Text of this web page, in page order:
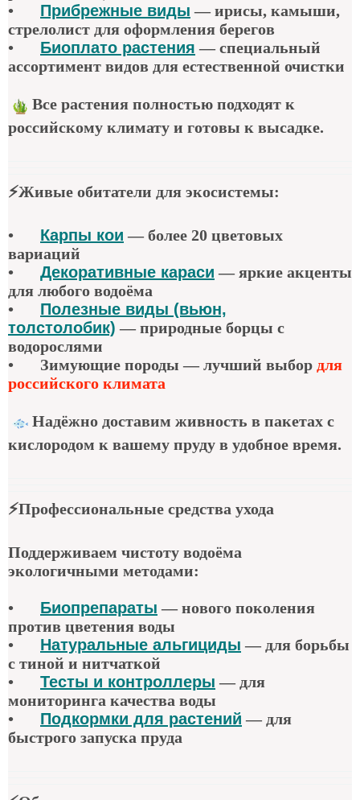
•
Прибрежные виды — ирисы, камыши,
стрелолист для оформления берегов
•
Биоплато растения — специальный
ассортимент видов для естественной очистки
Все растения полностью подходят к
российскому климату и готовы к высадке.
⚡Живые обитатели для экосистемы:
• Карпы кои —более 20 цветовых
вариаций
•
Декоративные караси — яркие акценты
для любого водоёма
•
Полезные виды (вьюн,
толстолобик) —природные борцы с
водорослями
•
Зимующие породы — лучший выбор для
российского климата
Надёжно доставим живность в пакетах с
кислородом к вашему пруду в удобное время.
⚡Профессиональные средства ухода
Поддерживаем чистоту водоёма
экологичными методами:
• Биопрепараты —нового поколения
против цветения воды
•
Натуральные альгициды — для борьбы
с тиной и нитчаткой
•
Тесты и контроллеры — для
мониторинга качества воды
•
Подкормки для растений — для
быстрого запуска пруда